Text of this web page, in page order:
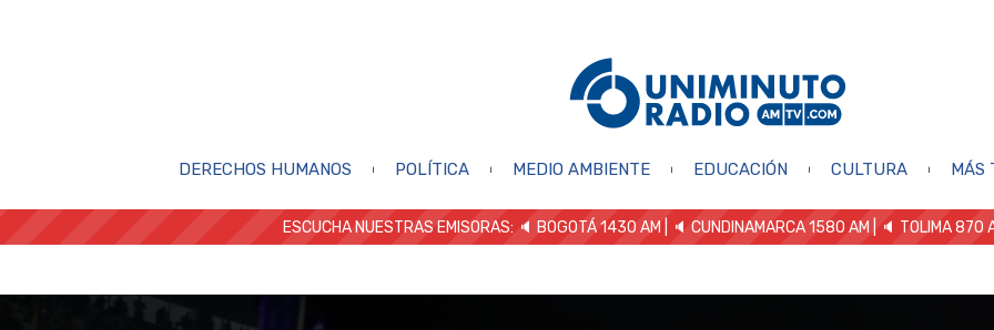
DERECHOS HUMANOS POLÍTICA MEDIO AMBIENTE EDUCACIÓN CULTURA MÁS
ESCUCHA NUESTRAS EMISORAS: 🔈 BOGOTÁ 1430 AM | 🔈 CUNDINAMARCA 1580 AM | 🔈 TOLIMA 870